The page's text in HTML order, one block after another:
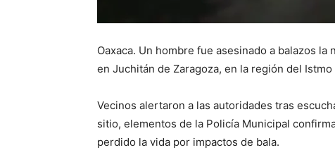
Oaxaca. Un hombre fue asesinado a balazos
en Juchitán de Zaragoza, en la región del
Vecinos alertaron a las autoridades tras
sitio, elementos de la Policía Municipal
perdido la vida por impactos de bala.